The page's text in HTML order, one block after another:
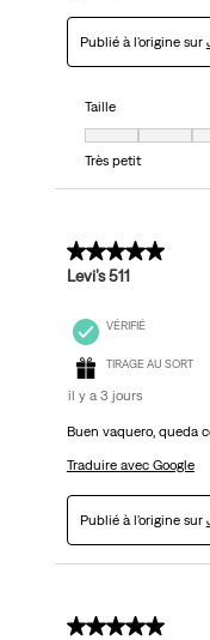
Publié à l'origine sur
Taille
Taille, 4 sur 7, où 1
Très petit
5 sur 5 étoiles.
Levi’s 511
VÉRIFIÉ
TIRAGE AU SORT
il y a 3 jours
Buen vaquero, queda
Traduire avec Google
Publié à l'origine sur
5 sur 5 étoiles.